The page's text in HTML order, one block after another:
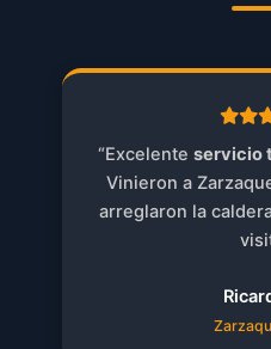
“Excelente servicio
Vinieron a
arreglaron la